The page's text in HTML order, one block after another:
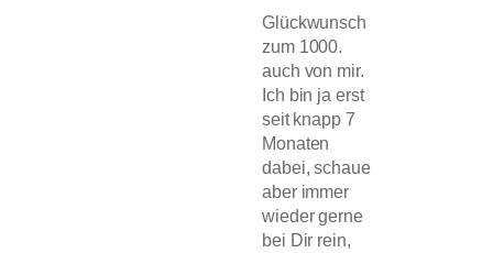
Glückwunsch
zum 1000.
auch von mir.
Ich bin ja erst
seit knapp 7
Monaten
dabei, schaue
aber immer
wieder gerne
bei Dir rein,